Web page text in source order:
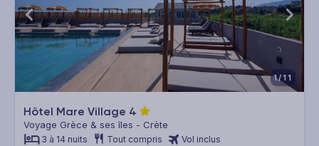
1/11
Hôtel Mare Village 4
Voyage Grèce & ses îles - Crète
3 à 14 nuits Tout compris Vol inclus